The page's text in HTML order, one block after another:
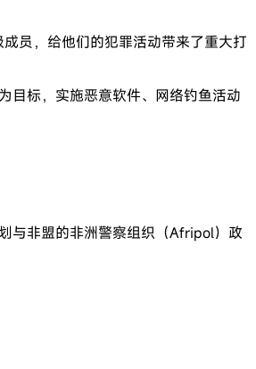
员，给他们的犯罪活动带来了重大打
目标，实施恶意软件、网络钓鱼活动
与非盟的非洲警察组织（Afripol）政